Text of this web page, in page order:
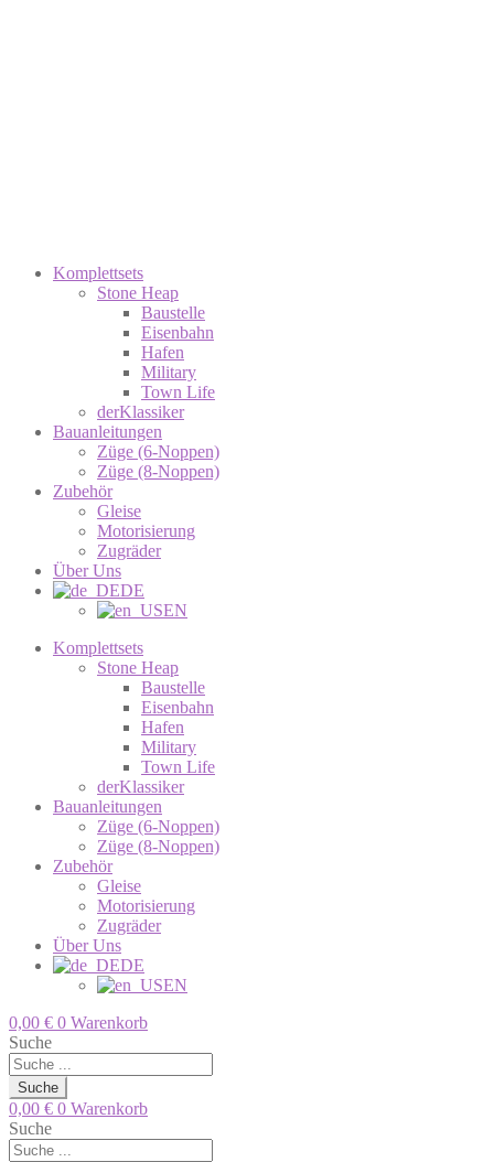
Komplettsets
Stone Heap
Baustelle
Eisenbahn
Hafen
Military
Town Life
derKlassiker
Bauanleitungen
Züge (6-Noppen)
Züge (8-Noppen)
Zubehör
Gleise
Motorisierung
Zugräder
Über Uns
DE
EN
Komplettsets
Stone Heap
Baustelle
Eisenbahn
Hafen
Military
Town Life
derKlassiker
Bauanleitungen
Züge (6-Noppen)
Züge (8-Noppen)
Zubehör
Gleise
Motorisierung
Zugräder
Über Uns
DE
EN
0,00 € 0 Warenkorb
Suche
Suche
0,00 € 0 Warenkorb
Suche